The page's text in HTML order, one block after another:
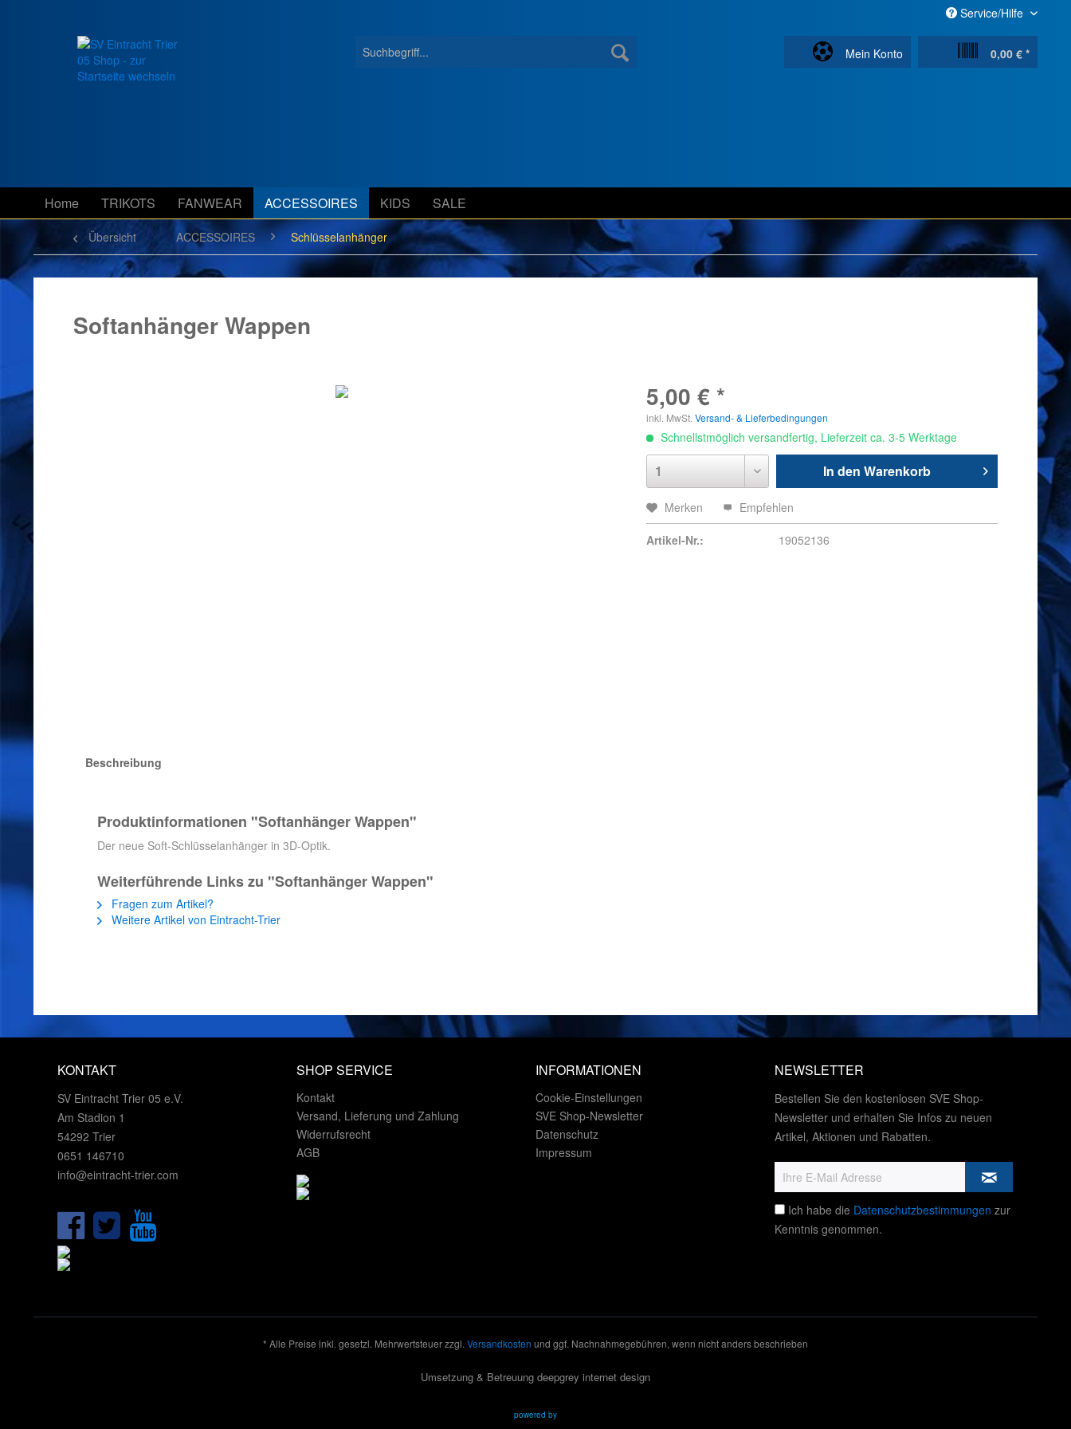
Service/Hilfe
Mein Konto 0,00 € *
Home TRIKOTS FANWEAR ACCESSOIRES KIDS SALE
Übersicht ACCESSOIRES Schlüsselanhänger
Softanhänger Wappen
5,00 € *
inkl. MwSt.Versand- & Lieferbedingungen
Schnellstmöglich versandfertig, Lieferzeit ca. 3-5 Werktage
In den Warenkorb
Merken Empfehlen
Artikel-Nr.: 19052136
Beschreibung
Produktinformationen "Softanhänger Wappen"
Der neue Soft-Schlüsselanhänger in 3D-Optik.
Weiterführende Links zu "Softanhänger Wappen"
Fragen zum Artikel?
Weitere Artikel von Eintracht-Trier
KONTAKT
SV Eintracht Trier 05 e.V.
Am Stadion 1
54292 Trier
0651 146710
info@eintracht-trier.com
SHOP SERVICE
Kontakt
Versand, Lieferung und Zahlung
Widerrufsrecht
AGB
INFORMATIONEN
Cookie-Einstellungen
SVE Shop-Newsletter
Datenschutz
Impressum
NEWSLETTER
Bestellen Sie den kostenlosen SVE Shop-
Newsletter und erhalten Sie Infos zu neuen
Artikel, Aktionen und Rabatten.
Ich habe die Datenschutzbestimmungen zur
Kenntnis genommen.
* Alle Preise inkl. gesetzl. Mehrwertsteuer zzgl. Versandkosten und ggf. Nachnahmegebühren, wenn nicht anders beschrieben
Umsetzung & Betreuung deepgrey internet design
powered by